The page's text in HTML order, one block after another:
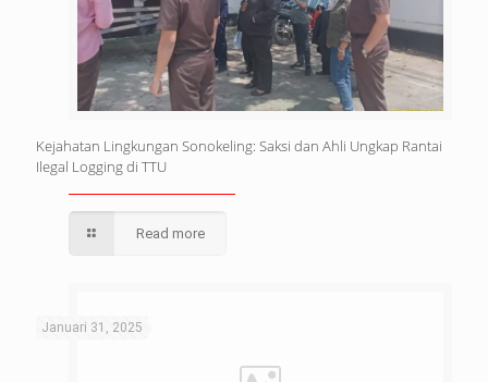
Kejahatan Lingkungan Sonokeling: Saksi dan Ahli Ungkap Rantai
Ilegal Logging di TTU
Read more
Januari 31, 2025